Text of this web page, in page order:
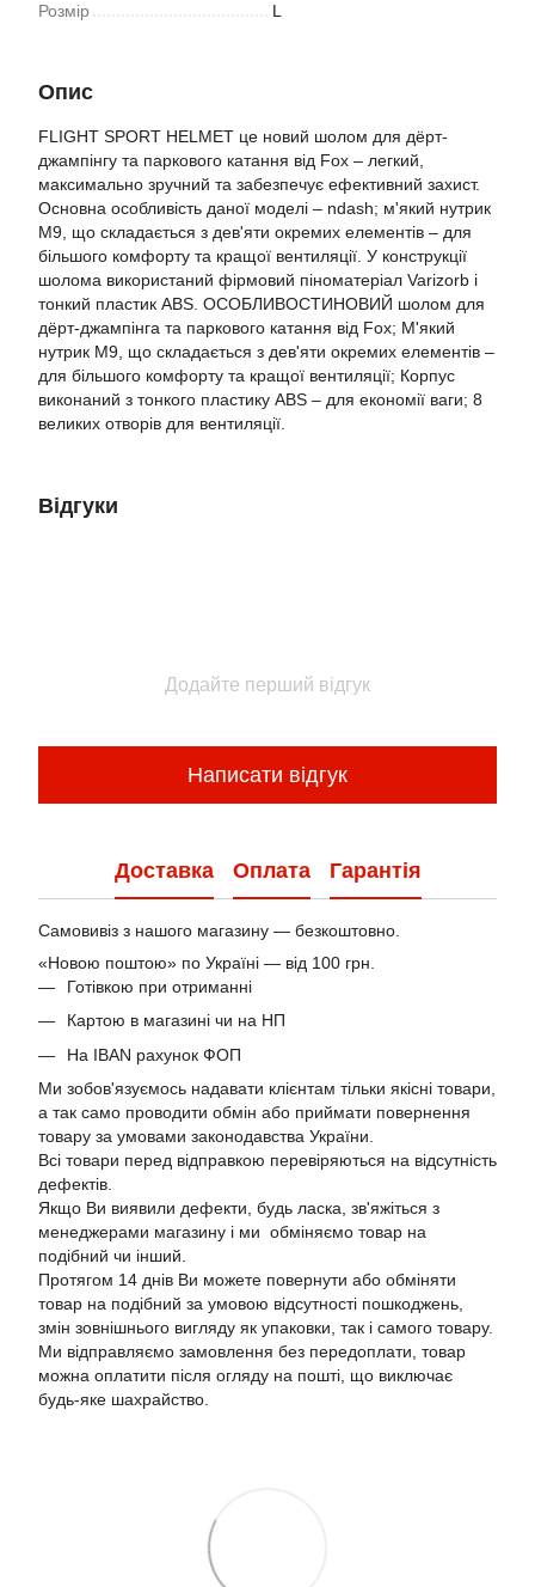
Розмір L
Опис
FLIGHT SPORT HELMET це новий шолом для дёрт-
джампінгу та паркового катання від Fox – легкий,
максимально зручний та забезпечує ефективний захист.
Основна особливість даної моделі – ndash; м'який нутрик
M9, що складається з дев'яти окремих елементів – для
більшого комфорту та кращої вентиляції. У конструкції
шолома використаний фірмовий піноматеріал Varizorb і
тонкий пластик ABS. ОСОБЛИВОСТИНОВИЙ шолом для
дёрт-джампінга та паркового катання від Fox; М'який
нутрик M9, що складається з дев'яти окремих елементів –
для більшого комфорту та кращої вентиляції; Корпус
виконаний з тонкого пластику ABS – для економії ваги; 8
великих отворів для вентиляції.
Відгуки
Додайте перший відгук
Написати відгук
Доставка Оплата Гарантія
Самовивіз з нашого магазину — безкоштовно.
«Новою поштою» по Україні — від 100 грн.
Готівкою при отриманні
Картою в магазині чи на НП
На IBAN рахунок ФОП
Ми зобов'язуємось надавати клієнтам тільки якісні товари,
а так само проводити обмін або приймати повернення
товару за умовами законодавства України.
Всі товари перед відправкою перевіряються на відсутність
дефектів.
Якщо Ви виявили дефекти, будь ласка, зв'яжіться з
менеджерами магазину і ми обміняємо товар на
подібний чи інший.
Протягом 14 днів Ви можете повернути або обміняти
товар на подібний за умовою відсутності пошкоджень,
змін зовнішнього вигляду як упаковки, так і самого товару.
Ми відправляємо замовлення без передоплати, товар
можна оплатити після огляду на пошті, що виключає
будь-яке шахрайство.